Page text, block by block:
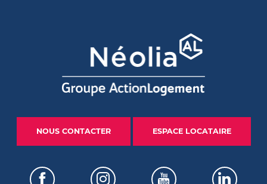
NOUS CONTACTER ESPACE LOCATAIRE